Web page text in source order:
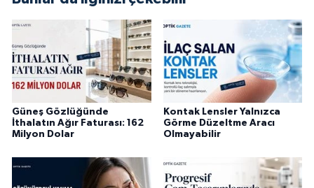
Güneş Gözlüğünde
İthalatın Ağır Faturası: 162
Milyon Dolar
Kontak Lensler Yalnızca
Görme Düzeltme Aracı
Olmayabilir